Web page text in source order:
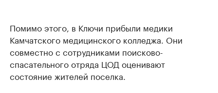
Помимо этого, в Ключи прибыли медики
Камчатского медицинского колледжа. Они
совместно с сотрудниками поисково-
спасательного отряда ЦОД оценивают
состояние жителей поселка.